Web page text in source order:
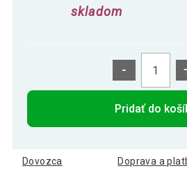
skladom
-
Pridať do
Dovozca Doprava a